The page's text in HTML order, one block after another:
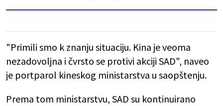
"Primili smo k znanju situaciju. Kina je veoma
nezadovoljna i čvrsto se protivi akciji SAD", naveo
je portparol kineskog ministarstva u saopštenju.
Prema tom ministarstvu, SAD su kontinuirano